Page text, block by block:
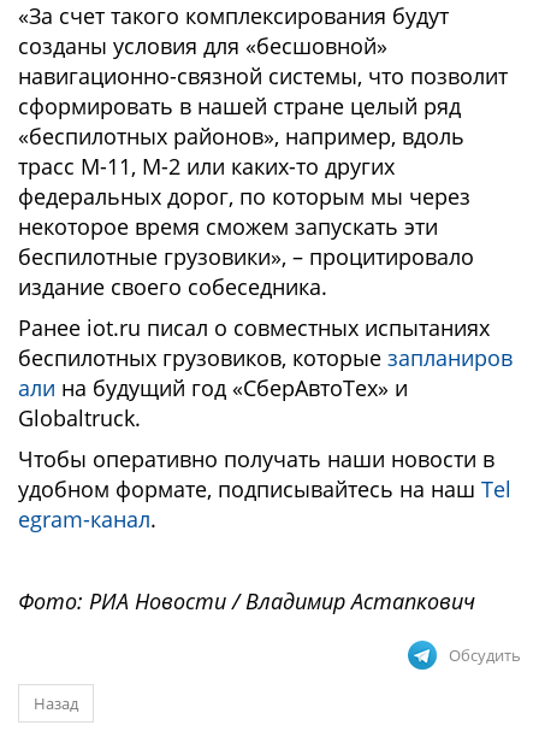
«За счет такого комплексирования будут
созданы условия для «бесшовной»
навигационно-связной системы, что позволит
сформировать в нашей стране целый ряд
«беспилотных районов», например, вдоль
трасс М-11, М-2 или каких-то других
федеральных дорог, по которым мы через
некоторое время сможем запускать эти
беспилотные грузовики», – процитировало
издание своего собеседника.
Ранее iot.ru писал о совместных испытаниях
беспилотных грузовиков, которые запланиров
али на будущий год «СберАвтоТех» и
Globaltruck.
Чтобы оперативно получать наши новости в
удобном формате, подписывайтесь на наш Tel
egram-канал.
Фото: РИА Новости / Владимир Астапкович
Обсудить
Назад